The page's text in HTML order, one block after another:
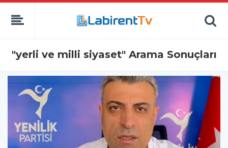
"yerli ve milli siyaset" Arama Sonuçları